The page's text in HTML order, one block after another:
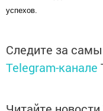
успехов.
Следите за
Telegram-канале